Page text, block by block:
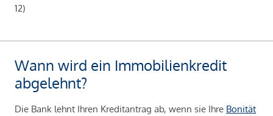
12)
Wann wird ein Immobilienkredit
abgelehnt?
Die Bank lehnt Ihren Kreditantrag ab, wenn sie Ihre Bonität